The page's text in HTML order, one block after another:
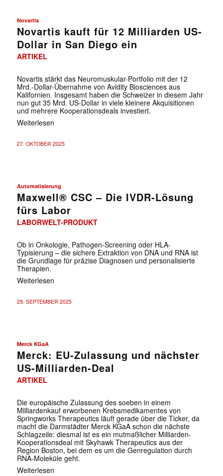
Novartis
Novartis kauft für 12 Milliarden US-
Dollar in San Diego ein
ARTIKEL
Novartis stärkt das Neuromuskular-Portfolio mit der 12
Mrd.-Dollar-Übernahme von Avidity Biosciences aus
Kalifornien. Insgesamt haben die Schweizer in diesem Jahr
nun gut 35 Mrd. US-Dollar in viele kleinere Akquisitionen
und mehrere Kooperationsdeals investiert.
Weiterlesen
27. OKTOBER 2025
Automatisierung
Maxwell® CSC – Die IVDR-Lösung
fürs Labor
LABORWELT-PRODUKT
Ob in Onkologie, Pathogen-Screening oder HLA-
Typisierung – die sichere Extraktion von DNA und RNA ist
die Grundlage für präzise Diagnosen und personalisierte
Therapien.
Weiterlesen
29. SEPTEMBER 2025
Merck KGaA
Merck: EU-Zulassung und nächster
US-Milliarden-Deal
ARTIKEL
Die europäische Zulassung des soeben in einem
Milliardenkauf erworbenen Krebsmedikamentes von
Springworks Therapeutics läuft gerade über die Ticker, da
macht die Darmstädter Merck KGaA schon die nächste
Schlagzeile: diesmal ist es ein mutmaßlicher Milliarden-
Kooperationsdeal mit Skyhawk Therapeutics aus der
Region Boston, bei dem es um die Genregulation durch
RNA-Moleküle geht.
Weiterlesen